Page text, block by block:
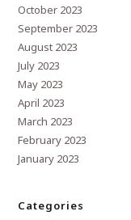
October 2023
September 2023
August 2023
July 2023
May 2023
April 2023
March 2023
February 2023
January 2023
Categories